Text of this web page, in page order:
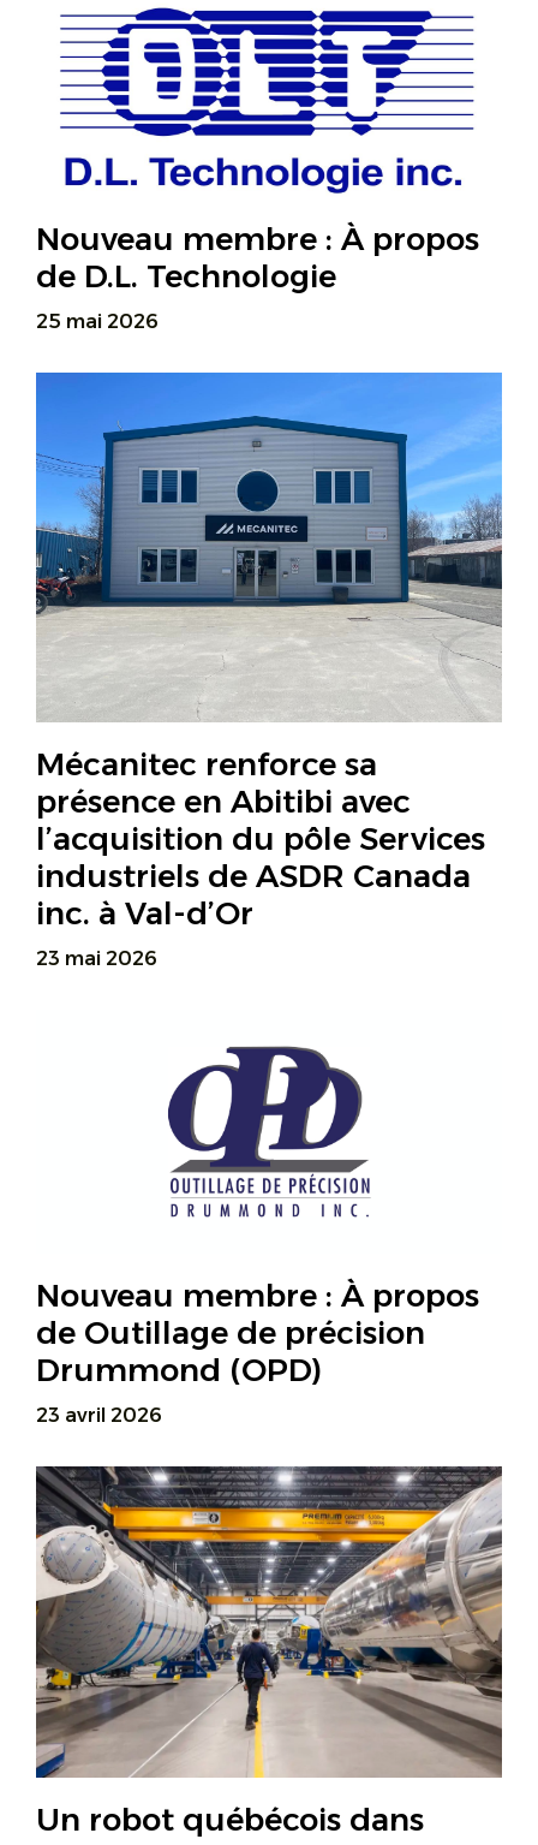
Nouveau membre : À propos
de D.L. Technologie
25 mai 2026
Mécanitec renforce sa
présence en Abitibi avec
l’acquisition du pôle Services
industriels de ASDR Canada
inc. à Val-d’Or
23 mai 2026
Nouveau membre : À propos
de Outillage de précision
Drummond (OPD)
23 avril 2026
Un robot québécois dans